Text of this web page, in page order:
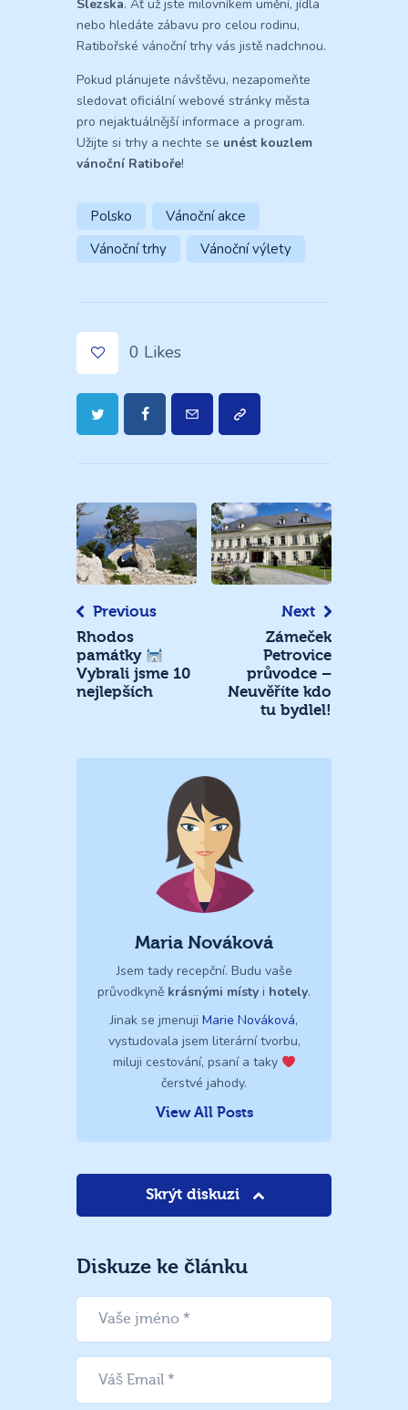
Slezska. Ať už jste milovníkem umění, jídla
nebo hledáte zábavu pro celou rodinu,
Ratibořské vánoční trhy vás jistě nadchnou.
Pokud plánujete návštěvu, nezapomeňte
sledovat oficiální webové stránky města
pro nejaktuálnější informace a program.
Užijte si trhy a nechte se unést kouzlem
vánoční Ratiboře!
Polsko
Vánoční akce
Vánoční trhy
Vánoční výlety
0 Likes
Navigace
pro
příspěvek
Previous
Rhodos
památky
Vybrali jsme 10
nejlepších
Next
Zámeček
Petrovice
průvodce –
Neuvěříte kdo
tu bydlel!
Maria Nováková
Jsem tady recepční. Budu vaše
průvodkyně krásnými místy i hotely.
Jinak se jmenuji Marie Nováková,
vystudovala jsem literární tvorbu,
miluji cestování, psaní a taky
čerstvé jahody.
View All Posts
Skrýt diskuzi
Diskuze ke článku